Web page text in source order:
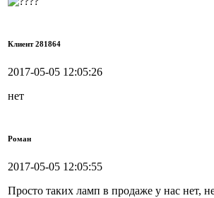
Клиент 281864
2017-05-05 12:05:26
нет
Роман
2017-05-05 12:05:55
Просто таких ламп в продаже у нас нет,